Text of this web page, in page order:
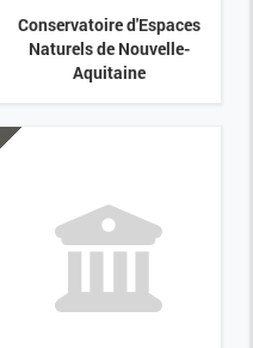
Conservatoire d'Espaces
Naturels de Nouvelle-
Aquitaine